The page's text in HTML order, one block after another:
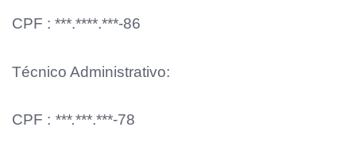
CPF : ***.****.***-86
Técnico Administrativo:
CPF : ***.***.***-78